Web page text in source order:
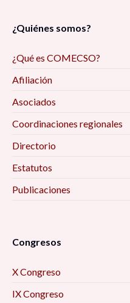
¿Quiénes somos?
¿Qué es COMECSO?
Afiliación
Asociados
Coordinaciones regionales
Directorio
Estatutos
Publicaciones
Congresos
X Congreso
IX Congreso